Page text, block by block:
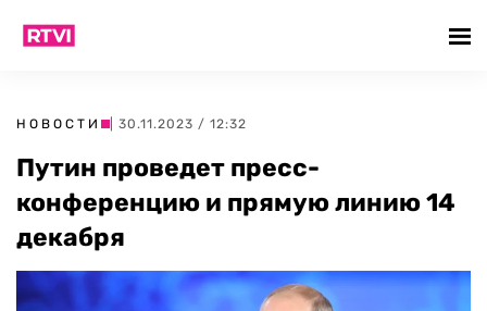
НОВОСТИ | 30.11.2023 / 12:32
Путин проведет пресс-
конференцию и прямую линию 14
декабря